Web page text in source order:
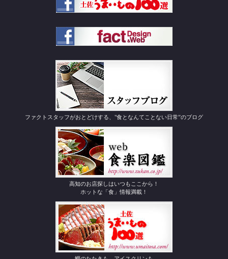
ファクトスタッフがおとどけする、"食となんてことない日常”のブログ
高知のお店探しはいつもここから！
ホットな「食」情報満載！